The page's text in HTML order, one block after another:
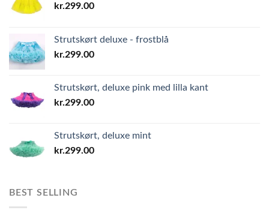
kr.299.00
Strutskørt deluxe - frostblå
kr.299.00
Strutskørt, deluxe pink med lilla kant
kr.299.00
Strutskørt, deluxe mint
kr.299.00
BEST SELLING